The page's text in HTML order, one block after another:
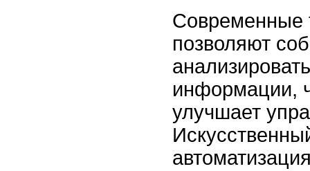
Современные
позволяют
информации,
улучшает